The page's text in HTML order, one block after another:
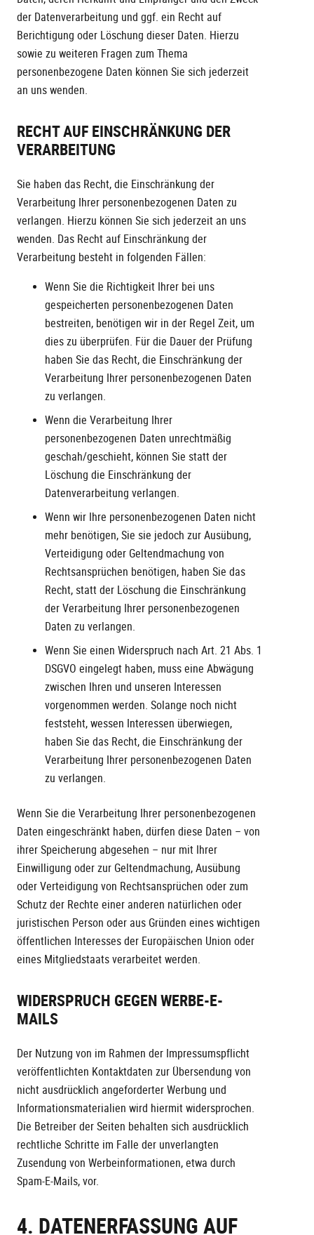
der Datenverarbeitung und ggf. ein Recht auf
Berichtigung oder Löschung dieser Daten. Hierzu
sowie zu weiteren Fragen zum Thema
personenbezogene Daten können Sie sich jederzeit
an uns wenden.
RECHT AUF EINSCHRÄNKUNG DER
VERARBEITUNG
Sie haben das Recht, die Einschränkung der
Verarbeitung Ihrer personenbezogenen Daten zu
verlangen. Hierzu können Sie sich jederzeit an uns
wenden. Das Recht auf Einschränkung der
Verarbeitung besteht in folgenden Fällen:
Wenn Sie die Richtigkeit Ihrer bei uns
gespeicherten personenbezogenen Daten
bestreiten, benötigen wir in der Regel Zeit, um
dies zu überprüfen. Für die Dauer der Prüfung
haben Sie das Recht, die Einschränkung der
Verarbeitung Ihrer personenbezogenen Daten
zu verlangen.
Wenn die Verarbeitung Ihrer
personenbezogenen Daten unrechtmäßig
geschah/geschieht, können Sie statt der
Löschung die Einschränkung der
Datenverarbeitung verlangen.
Wenn wir Ihre personenbezogenen Daten nicht
mehr benötigen, Sie sie jedoch zur Ausübung,
Verteidigung oder Geltendmachung von
Rechtsansprüchen benötigen, haben Sie das
Recht, statt der Löschung die Einschränkung
der Verarbeitung Ihrer personenbezogenen
Daten zu verlangen.
Wenn Sie einen Widerspruch nach Art. 21 Abs. 1
DSGVO eingelegt haben, muss eine Abwägung
zwischen Ihren und unseren Interessen
vorgenommen werden. Solange noch nicht
feststeht, wessen Interessen überwiegen,
haben Sie das Recht, die Einschränkung der
Verarbeitung Ihrer personenbezogenen Daten
zu verlangen.
Wenn Sie die Verarbeitung Ihrer personenbezogenen
Daten eingeschränkt haben, dürfen diese Daten – von
ihrer Speicherung abgesehen – nur mit Ihrer
Einwilligung oder zur Geltendmachung, Ausübung
oder Verteidigung von Rechtsansprüchen oder zum
Schutz der Rechte einer anderen natürlichen oder
juristischen Person oder aus Gründen eines wichtigen
öffentlichen Interesses der Europäischen Union oder
eines Mitgliedstaats verarbeitet werden.
WIDERSPRUCH GEGEN WERBE-E-
MAILS
Der Nutzung von im Rahmen der Impressumspflicht
veröffentlichten Kontaktdaten zur Übersendung von
nicht ausdrücklich angeforderter Werbung und
Informationsmaterialien wird hiermit widersprochen.
Die Betreiber der Seiten behalten sich ausdrücklich
rechtliche Schritte im Falle der unverlangten
Zusendung von Werbeinformationen, etwa durch
Spam-E-Mails, vor.
4. DATENERFASSUNG AUF